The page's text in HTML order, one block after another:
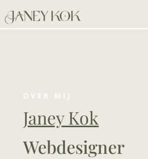
OVER MIJ
Janey Kok
Webdesigner